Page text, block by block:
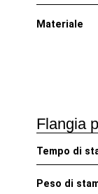
Materiale
Flangia
Tempo di
Peso di